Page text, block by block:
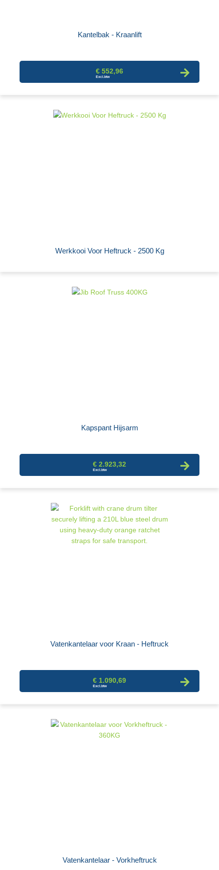
Kantelbak - Kraanlift
€ 552,96
Werkkooi Voor Heftruck - 2500 Kg
Kapspant Hijsarm
€ 2.923,32
Vatenkantelaar voor Kraan - Heftruck
€ 1.090,69
Vatenkantelaar - Vorkheftruck